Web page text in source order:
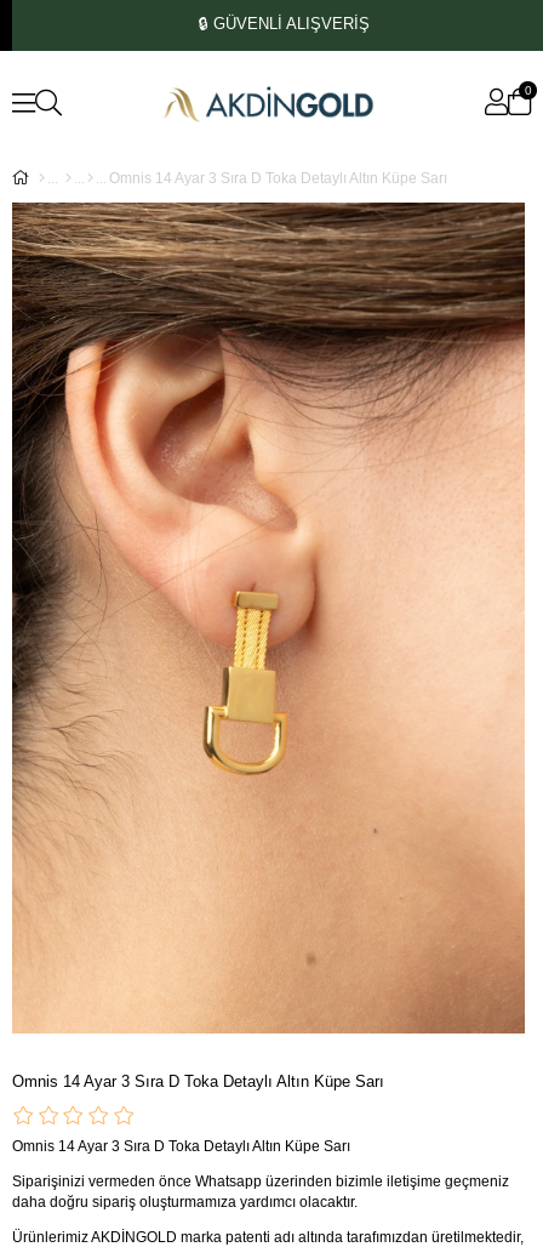
🔒 GÜVENLİ ALIŞVERİŞ
0
Omnis 14 Ayar 3 Sıra D Toka Detaylı Altın Küpe Sarı
Omnis 14 Ayar 3 Sıra D Toka Detaylı Altın Küpe Sarı
Omnis 14 Ayar 3 Sıra D Toka Detaylı Altın Küpe Sarı
Siparişinizi vermeden önce Whatsapp üzerinden bizimle iletişime geçmeniz
daha doğru sipariş oluşturmamıza yardımcı olacaktır.
Ürünlerimiz AKDİNGOLD marka patenti adı altında tarafımızdan üretilmektedir,